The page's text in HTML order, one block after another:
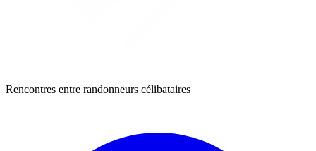
Rencontres entre randonneurs célibataires